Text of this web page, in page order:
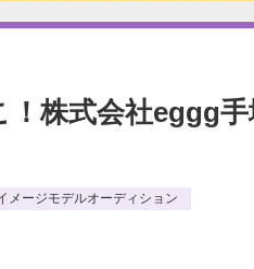
株式会社eggg
メージモデルオーディション